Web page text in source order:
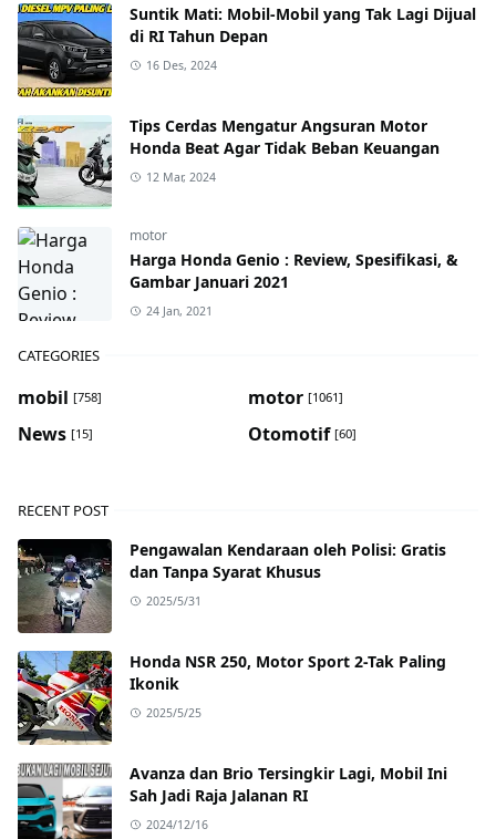
Suntik Mati: Mobil-Mobil yang Tak Lagi Dijual
di RI Tahun Depan
16 Des, 2024
Tips Cerdas Mengatur Angsuran Motor
Honda Beat Agar Tidak Beban Keuangan
12 Mar, 2024
motor
Harga Honda Genio : Review, Spesifikasi, &
Gambar Januari 2021
24 Jan, 2021
CATEGORIES
mobil [758] motor [1061]
News [15] Otomotif [60]
RECENT POST
Pengawalan Kendaraan oleh Polisi: Gratis
dan Tanpa Syarat Khusus
2025/5/31
Honda NSR 250, Motor Sport 2-Tak Paling
Ikonik
2025/5/25
Avanza dan Brio Tersingkir Lagi, Mobil Ini
Sah Jadi Raja Jalanan RI
2024/12/16